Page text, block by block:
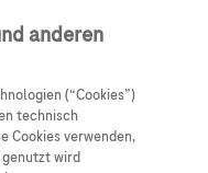
anderen
(“Cookies”)
technisch
Cookies verwenden,
genutzt wird